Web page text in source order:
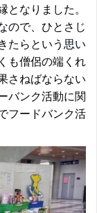
なりました。
ので、ひとさじ
たらという思い
も僧侶の端くれ
さねばならない
バンク活動に関
フードバンク活